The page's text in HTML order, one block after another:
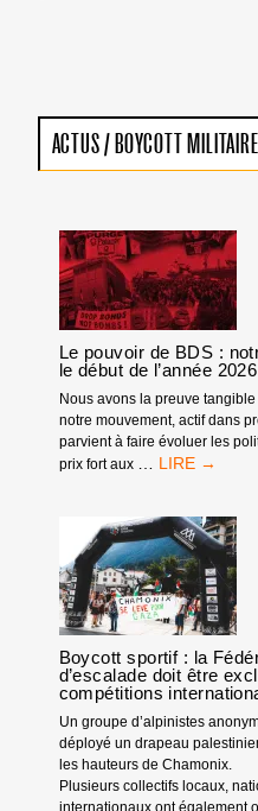
ACTUS/ BOYCOTT MILITAIRE
Le pouvoir de BDS :
le début de l’année 2026
Nous avons la preuve
notre mouvement, actif dans
parvient à faire évoluer les
prix fort aux
LE
BDS
:
NOTRE
IMPACT
DEPUIS
LE
DÉBUT
DE
L’ANNÉE
2026
Boycott sportif : la
d’escalade doit être
compétitions
Un groupe d’alpinistes
déployé un drapeau
les hauteurs de Chamonix.
Plusieurs collectifs locaux,
internationaux ont également